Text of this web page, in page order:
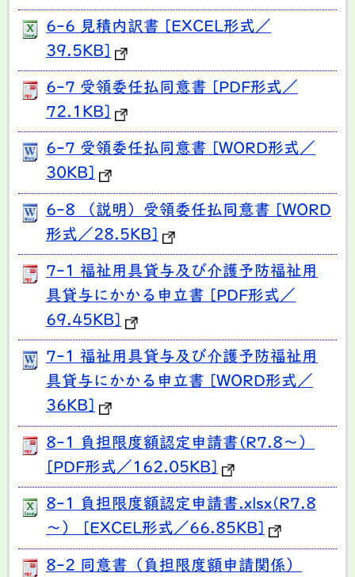
6-6 見積内訳書 [EXCEL形式／
39.5KB]
6-7 受領委任払同意書 [PDF形式／
72.1KB]
6-7 受領委任払同意書 [WORD形式／
30KB]
6-8 （説明）受領委任払同意書 [WORD
形式／28.5KB]
7-1 福祉用具貸与及び介護予防福祉用
具貸与にかかる申立書 [PDF形式／
69.45KB]
7-1 福祉用具貸与及び介護予防福祉用
具貸与にかかる申立書 [WORD形式／
36KB]
8-1 負担限度額認定申請書(R7.8～）
[PDF形式／162.05KB]
8-1 負担限度額認定申請書.xlsx(R7.8
～） [EXCEL形式／66.85KB]
8-2 同意書（負担限度額申請関係）